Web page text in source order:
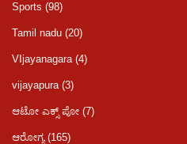
Sports (98)
Tamil nadu (20)
VIjayanagara(4)
vijayapura(3)
ಆಟೋ ಎಕ್ಸ್ ಪೋ (7)
ಆರೋಗ್ಯ(165)